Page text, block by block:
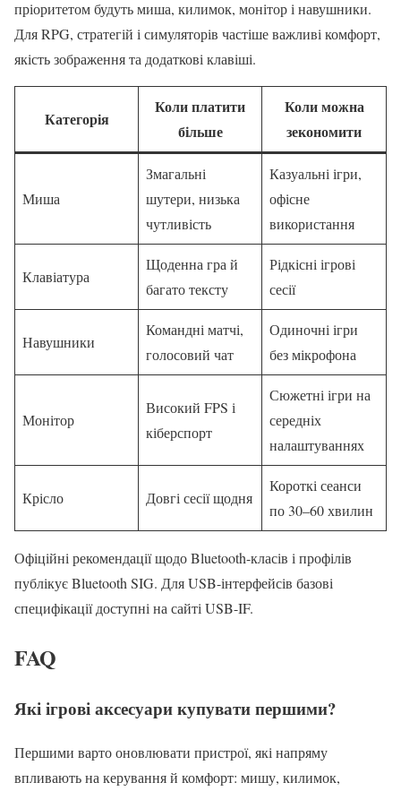
пріоритетом будуть миша, килимок, монітор і навушники.
Для RPG, стратегій і симуляторів частіше важливі комфорт,
якість зображення та додаткові клавіші.
Категорія
Коли платити
більше
Коли можна
зекономити
Миша
Змагальні
шутери, низька
чутливість
Казуальні ігри,
офісне
використання
Клавіатура
Щоденна гра й
багато тексту
Рідкісні ігрові
сесії
Навушники
Командні матчі,
голосовий чат
Одиночні ігри
без мікрофона
Монітор
Високий FPS і
кіберспорт
Сюжетні ігри на
середніх
налаштуваннях
Крісло Довгі сесії щодня
Короткі сеанси
по 30–60 хвилин
Офіційні рекомендації щодо Bluetooth-класів і профілів
публікує Bluetooth SIG. Для USB-інтерфейсів базові
специфікації доступні на сайті USB-IF.
FAQ
Які ігрові аксесуари купувати першими?
Першими варто оновлювати пристрої, які напряму
впливають на керування й комфорт: мишу, килимок,